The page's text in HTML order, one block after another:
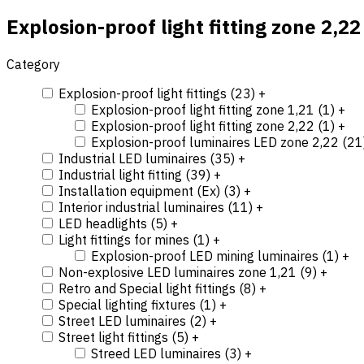
Explosion-proof light fitting zone 2,22
Category
Explosion-proof light fittings (23) +
Explosion-proof light fitting zone 1,21 (1) +
Explosion-proof light fitting zone 2,22 (1) +
Explosion-proof luminaires LED zone 2,22 (21
Industrial LED luminaires (35) +
Industrial light fitting (39) +
Installation equipment (Ex) (3) +
Interior industrial luminaires (11) +
LED headlights (5) +
Light fittings for mines (1) +
Explosion-proof LED mining luminaires (1) +
Non-explosive LED luminaires zone 1,21 (9) +
Retro and Special light fittings (8) +
Special lighting fixtures (1) +
Street LED luminaires (2) +
Street light fittings (5) +
Streed LED luminaires (3) +